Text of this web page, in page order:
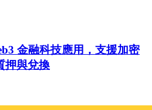
金融科技應用，支援加密
押與兌換